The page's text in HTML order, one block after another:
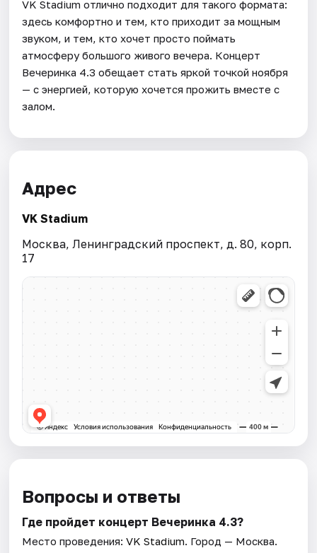
VK Stadium отлично подходит для такого формата:
здесь комфортно и тем, кто приходит за мощным
звуком, и тем, кто хочет просто поймать
атмосферу большого живого вечера. Концерт
Вечеринка 4.3 обещает стать яркой точкой ноября
— с энергией, которую хочется прожить вместе с
залом.
Адрес
VK Stadium
Москва, Ленинградский проспект, д. 80, корп.
17
Вопросы и ответы
Где пройдет концерт Вечеринка 4.3?
Место проведения:VK Stadium. Город — Москва.